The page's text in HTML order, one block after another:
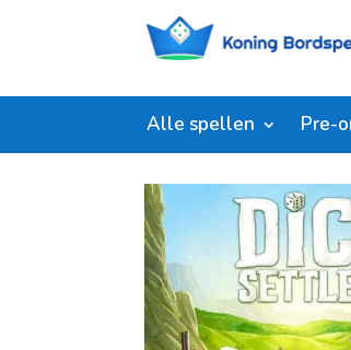
Alle spellen Pre-
Shop